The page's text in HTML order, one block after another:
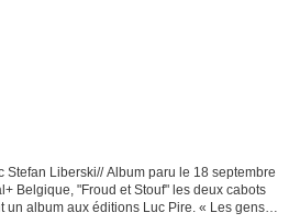
Liberski// Album paru le 18 septembre
Belgique, "Froud et Stouf" les deux cabots
un album aux éditions Luc Pire. « Les gens